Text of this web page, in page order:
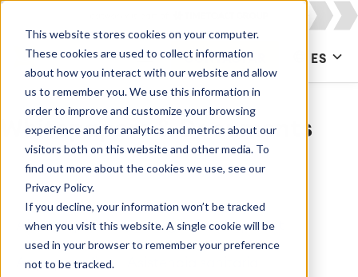
This website stores cookies on your computer.
These cookies are used to collect information
about how you interact with our website and allow
us to remember you. We use this information in
order to improve and customize your browsing
experience and for analytics and metrics about our
visitors both on this website and other media. To
find out more about the cookies we use, see our
Privacy Policy.
If you decline, your information won’t be tracked
when you visit this website. A single cookie will be
used in your browser to remember your preference
not to be tracked.
CONTACTAR ES
Whitepapers & Documents
All Adquisiciones Agile Development
Apps para Jira